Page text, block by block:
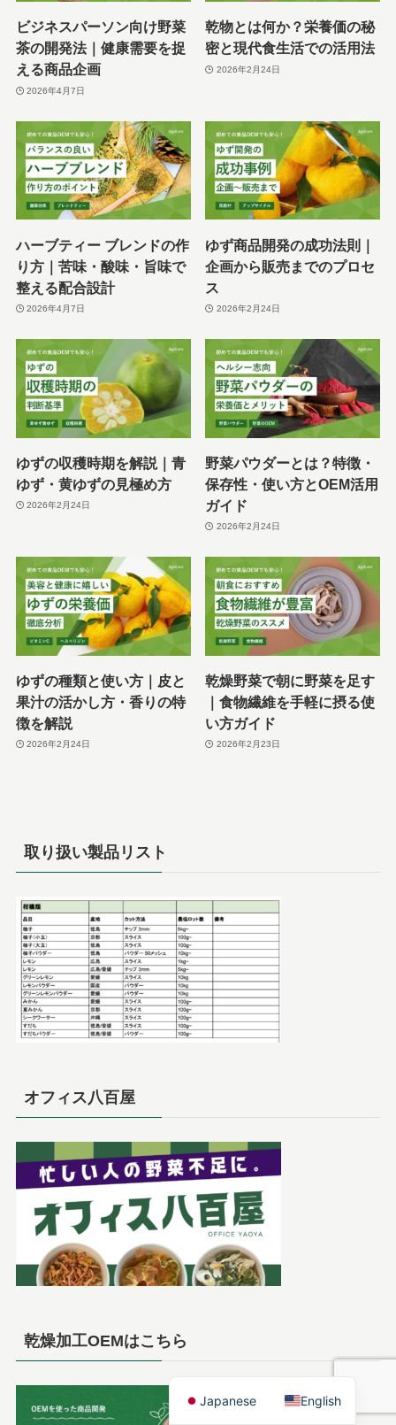
ビジネスパーソン向け野菜
茶の開発法｜健康需要を捉
える商品企画
2026年4月7日
乾物とは何か？栄養価の秘
密と現代食生活での活用法
2026年2月24日
ハーブティー ブレンドの作
り方｜苦味・酸味・旨味で
整える配合設計
2026年4月7日
ゆず商品開発の成功法則｜
企画から販売までのプロセ
ス
2026年2月24日
ゆずの収穫時期を解説｜青
ゆず・黄ゆずの見極め方
2026年2月24日
野菜パウダーとは？特徴・
保存性・使い方とOEM活用
ガイド
2026年2月24日
ゆずの種類と使い方｜皮と
果汁の活かし方・香りの特
徴を解説
2026年2月24日
乾燥野菜で朝に野菜を足す
｜食物繊維を手軽に摂る使
い方ガイド
2026年2月23日
取り扱い製品リスト
オフィス八百屋
乾燥加工OEMはこちら
Japanese English